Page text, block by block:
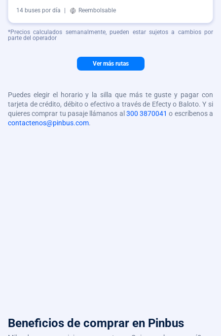
14 buses por día Reembolsable
*Precios calculados semanalmente, pueden estar sujetos a cambios por
parte del operador
Ver más rutas
Puedes elegir el horario y la silla que más te guste y pagar con
tarjeta de crédito, débito o efectivo a través de Efecty o Baloto. Y si
quieres comprar tu pasaje llámanos al 300 3870041 o escríbenos a
contactenos@pinbus.com.
Beneficios de comprar en Pinbus